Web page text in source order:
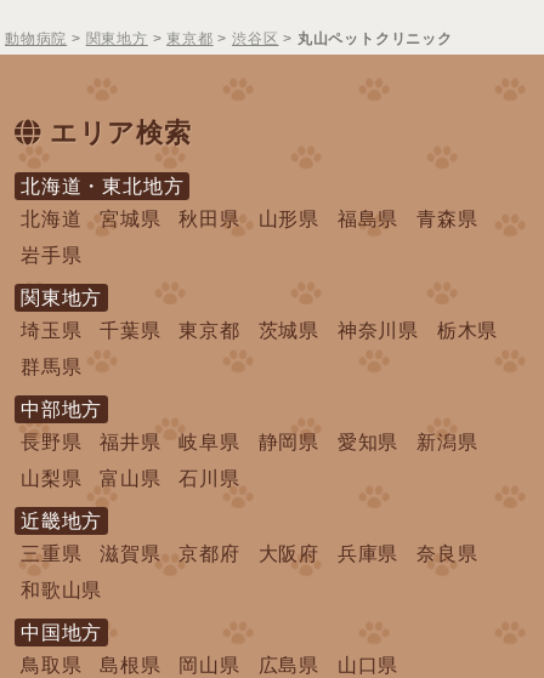
動物病院 > 関東地方 > 東京都 >渋谷区 > 丸山ペットクリニック
エリア検索
北海道・東北地方
北海道
宮城県 秋田県 山形県 福島県
青森県
岩手県
関東地方
埼玉県
千葉県 東京都 茨城県 神奈川県
栃木県
群馬県
中部地方
長野県
福井県 岐阜県 静岡県 愛知県
新潟県
山梨県
富山県 石川県
近畿地方
三重県
滋賀県 京都府 大阪府 兵庫県
奈良県
和歌山県
中国地方
鳥取県
島根県 岡山県 広島県 山口県